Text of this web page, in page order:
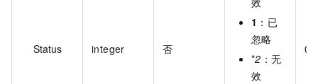
Status integer 否
1 ：已
忽略
*2 ：无
效
0